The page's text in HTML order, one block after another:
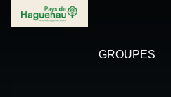
Aller
au
GROUPES